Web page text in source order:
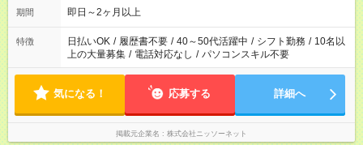
期間 即日～2ヶ月以上
特徴 日払いOK / 履歴書不要 / 40～50代活躍中 / シフト勤務 / 10名以
上の大量募集 / 電話対応なし / パソコンスキル不要
気になる！ 応募する 詳細へ
掲載元企業名 株式会社ニッソーネット